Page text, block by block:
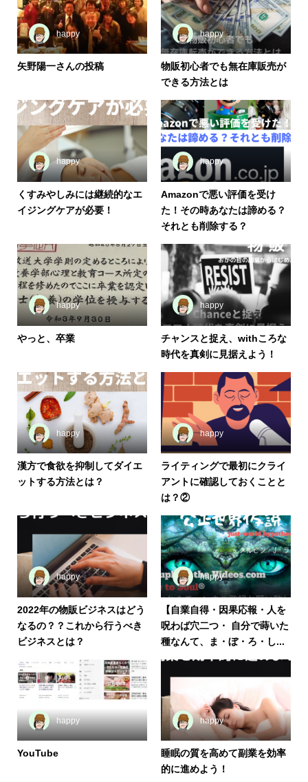
happy
矢野陽一さんの投稿
happy
物販初心者でも無在庫販売が
できる方法とは
happy
くすみやしみには継続的なエ
イジングケアが必要！
happy
Amazonで悪い評価を受け
た！その時あなたは諦める？
それとも削除する？
happy
やっと、卒業
happy
チャンスと捉え、withころな
時代を真剣に見据えよう！
happy
漢方で食欲を抑制してダイエ
ットする方法とは？
happy
ライティングで最初にクライ
アントに確認しておくことと
は？②
happy
2022年の物販ビジネスはどう
なるの？？これから行うべき
ビジネスとは？
happy
【自業自得・因果応報・人を
呪わば穴二つ・ 自分で蒔いた
種なんて、ま・ぼ・ろ・し...
happy
YouTube
happy
睡眠の質を高めて副業を効率
的に進めよう！